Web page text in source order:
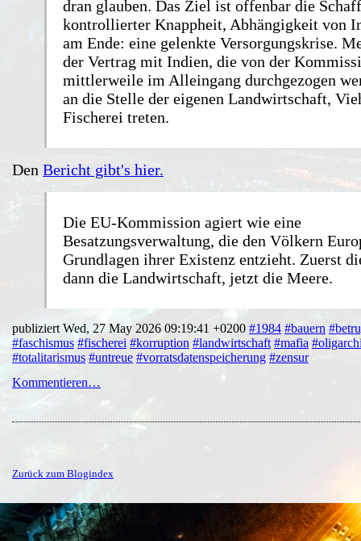
dran glauben. Das Ziel ist offenbar die
kontrollierter Knappheit, Abhängigkeit von
am Ende: eine gelenkte Versorgungskrise.
der Vertrag mit Indien, die von der
mittlerweile im Alleingang durchgezogen
an die Stelle der eigenen Landwirtschaft,
Fischerei treten.
Den Bericht gibt's hier.
Die EU-Kommission agiert wie eine
Besatzungsverwaltung, die den Völkern
Grundlagen ihrer Existenz entzieht. Zuerst
dann die Landwirtschaft, jetzt die Meere.
publiziert Wed, 27 May 2026 09:19:41 +0200 #1984 #bauern
#faschismus #fischerei #korruption #landwirtschaft #mafia
#totalitarismus #untreue #vorratsdatenspeicherung #zensur
Kommentieren…
Zurück zum Blogindex